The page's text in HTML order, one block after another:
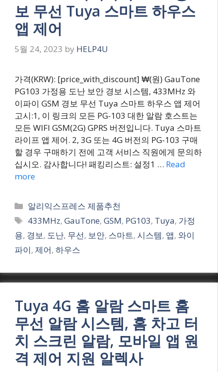
보 무선 Tuya 스마트 하우스
앱 제어
5월 24, 2023 by HELP4U
가격(KRW): [price_with_discount] ₩(원) GauTone
PG103 가정용 도난 보안 경보 시스템, 433MHz 와
이파이 GSM 경보 무선 Tuya 스마트 하우스 앱 제어
고시:1, 이 링크의 모든 PG-103 대한 알람 호스트는
모든 WIFI GSM(2G) GPRS 버전입니다. Tuya 스마트
라이프 앱 제어. 2, 3G 또는 4G 버전의 PG-103 구매
할 경우 구매하기 전에 고객 서비스 직원에게 문의하
십시오. 감사합니다! 패킹리스트: 설정1 … Read
more
Categories
알리익스프레스 제품추천
Tags
433MHz,GauTone,GSM, PG103, Tuya, 가정
용, 경보, 도난, 무선, 보안, 스마트, 시스템, 앱, 와이
파이, 제어, 하우스
Tuya 4G 홈 알람 스마트 홈
무선 알람 시스템, 홈 차고 터
치 스크린 알람, 모바일 앱 원
격 제어 지원 알렉사